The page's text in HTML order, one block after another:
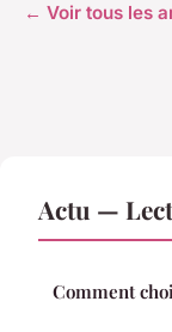
← Voir tous les
Actu —
Comment